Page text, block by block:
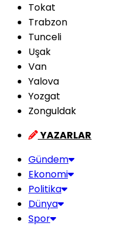
Tokat
Trabzon
Tunceli
Uşak
Van
Yalova
Yozgat
Zonguldak
YAZARLAR
Gündem
Ekonomi
Politika
Dünya
Spor